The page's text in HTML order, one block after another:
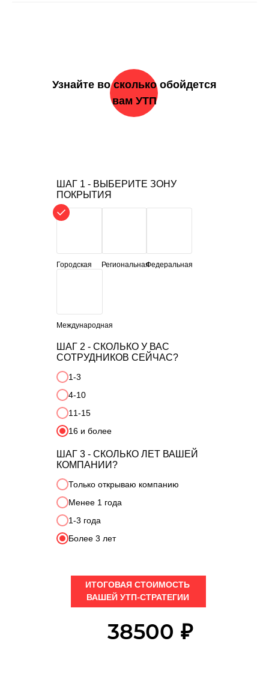
Узнайте во сколько обойдется
вам УТП
ШАГ 1 - ВЫБЕРИТЕ ЗОНУ
ПОКРЫТИЯ
Городская РегиональнаяФедеральная
Международная
ШАГ 2 - СКОЛЬКО У ВАС
СОТРУДНИКОВ СЕЙЧАС?
1-3
4-10
11-15
16 и более
ШАГ 3 - СКОЛЬКО ЛЕТ ВАШЕЙ
КОМПАНИИ?
Только открываю компанию
Менее 1 года
1-3 года
Более 3 лет
ИТОГОВАЯ СТОИМОСТЬ
ВАШЕЙ УТП-СТРАТЕГИИ
38500 ₽